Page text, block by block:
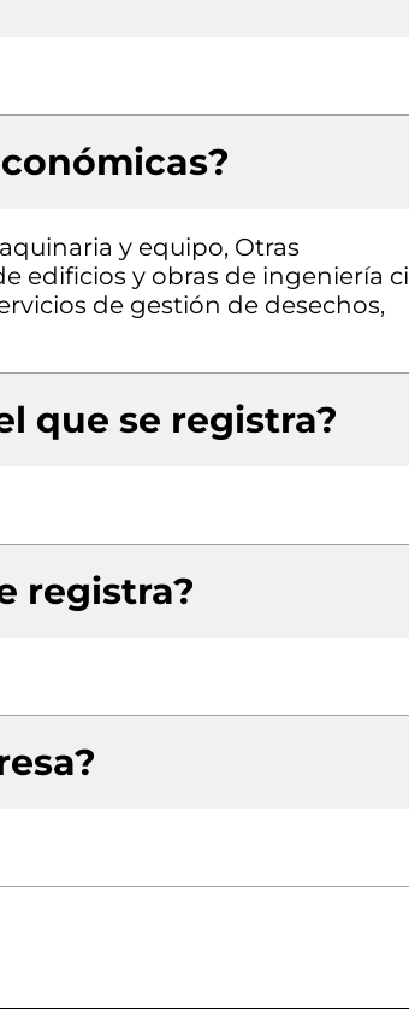
y equipo, Otras
edificios y obras de ingeniería
de gestión de desechos,
que se registra?
registra?